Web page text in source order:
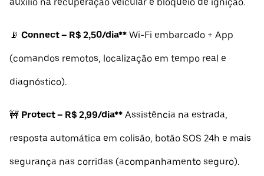
📡 Connect – R$ 2,50/dia** Wi-Fi embarcado + App
(comandos remotos, localização em tempo real e
diagnóstico).
🚧 Protect – R$ 2,99/dia** Assistência na estrada,
resposta automática em colisão, botão SOS 24h e mais
segurança nas corridas (acompanhamento seguro).